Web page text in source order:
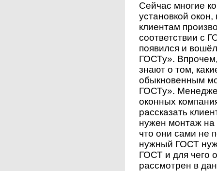
Сейчас многие
установкой
клиентам
соответствии с
появился и
ГОСТу».
знают о том,
обыкновенным
ГОСТу».
оконных
рассказать
нужен монтаж
что они сами не
нужный ГОСТ
ГОСТ и для чего
рассмотрен в